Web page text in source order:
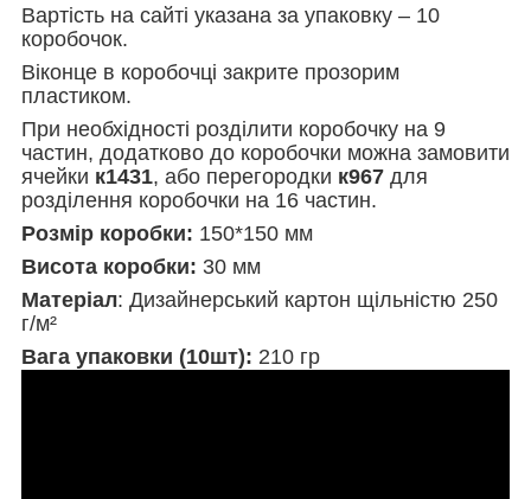
Вартість на сайті указана за упаковку – 10
коробочок.
Віконце в коробочці закрите прозорим
пластиком.
При необхідності розділити коробочку на 9
частин, додатково до коробочки можна замовити
ячейки к1431, або перегородки к967 для
розділення коробочки на 16 частин.
Розмір коробки: 150*150 мм
Висота коробки: 30 мм
Матеріал: Дизайнерський картон щільністю 250
г/м²
Вага упаковки (10шт): 210 гр